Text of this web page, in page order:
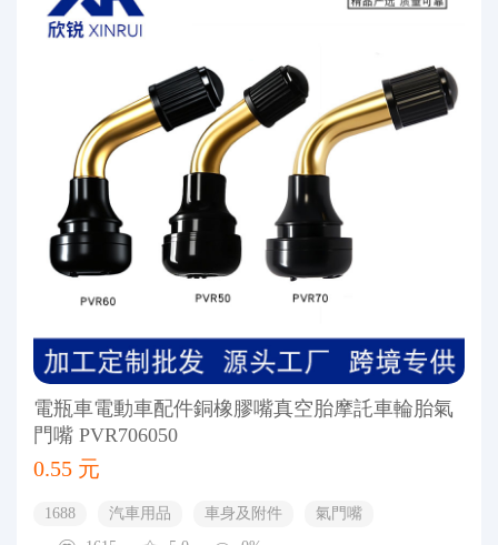
電瓶車電動車配件銅橡膠嘴真空胎摩託車輪胎氣
門嘴 PVR706050
0.55 元
1688 汽車用品 車身及附件
氣門嘴